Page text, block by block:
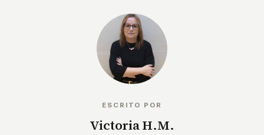
ESCRITO POR
Victoria H.M.